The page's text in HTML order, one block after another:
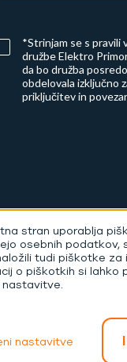
*Strinjam se s pravili
družbe Elektro
da bo družba
obdelovala izključno
priključitev in
stran uporablja
osebnih podatkov,
tudi piškotke za
o piškotkih si lahko
nastavitve